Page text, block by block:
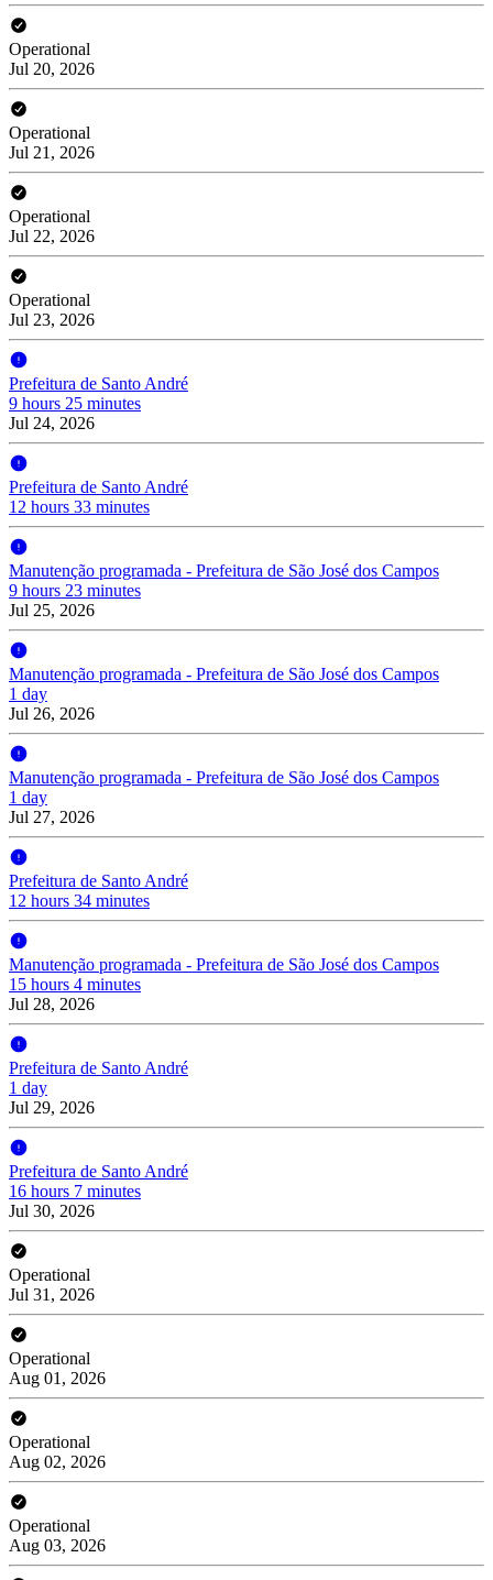
Operational
Jul 20, 2026
Operational
Jul 21, 2026
Operational
Jul 22, 2026
Operational
Jul 23, 2026
Prefeitura de Santo André
9 hours 25 minutes
Jul 24, 2026
Prefeitura de Santo André
12 hours 33 minutes
Manutenção programada - Prefeitura de São José dos Campos
9 hours 23 minutes
Jul 25, 2026
Manutenção programada - Prefeitura de São José dos Campos
1 day
Jul 26, 2026
Manutenção programada - Prefeitura de São José dos Campos
1 day
Jul 27, 2026
Prefeitura de Santo André
12 hours 34 minutes
Manutenção programada - Prefeitura de São José dos Campos
15 hours 4 minutes
Jul 28, 2026
Prefeitura de Santo André
1 day
Jul 29, 2026
Prefeitura de Santo André
16 hours 7 minutes
Jul 30, 2026
Operational
Jul 31, 2026
Operational
Aug 01, 2026
Operational
Aug 02, 2026
Operational
Aug 03, 2026